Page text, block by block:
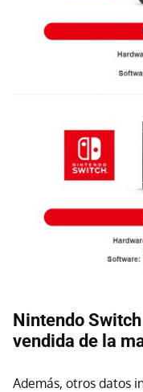
Nintendo
vendida de la
Además, otros datos